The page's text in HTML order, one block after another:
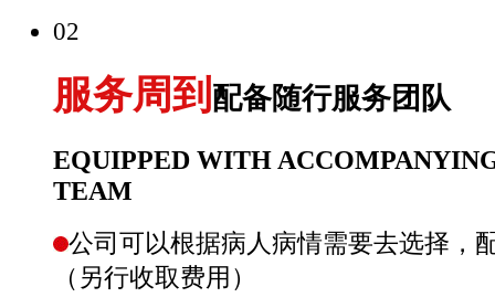
02
服务周到 配备随行服务团队
EQUIPPED WITH
TEAM
公司可以根据病人病情需要去选择，
（另行收取费用）